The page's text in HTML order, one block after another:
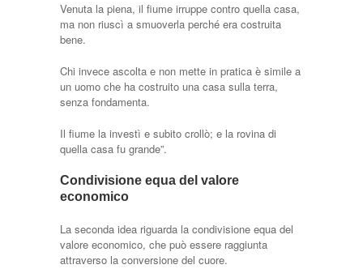
Venuta la piena, il fiume irruppe contro quella casa,
ma non riuscì a smuoverla perché era costruita
bene.
Chi invece ascolta e non mette in pratica è simile a
un uomo che ha costruito una casa sulla terra,
senza fondamenta.
Il fiume la investì e subito crollò; e la rovina di
quella casa fu grande”.
Condivisione equa del valore
economico
La seconda idea riguarda la condivisione equa del
valore economico, che può essere raggiunta
attraverso la conversione del cuore.